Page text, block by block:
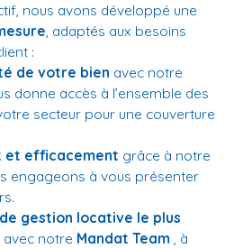
nous avons développé une
, adaptés aux besoins
:
de votre bien avec notre
donne accès à l’ensemble des
secteur pour une couverture
et efficacement grâce à notre
engageons à vous présenter
gestion locative le plus
avec notre Mandat Team , à